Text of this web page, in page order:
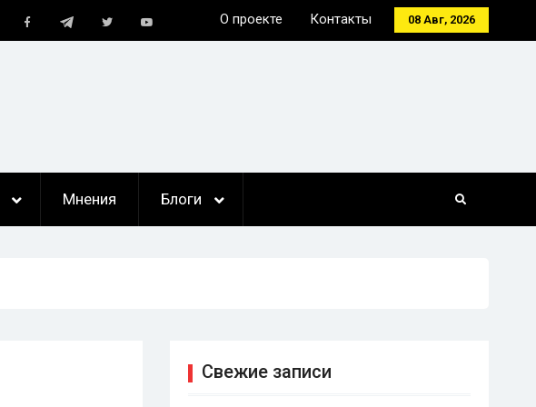
08 Авг, 2026
О проекте Контакты
Telegram
Мнения Блоги
Свежие записи